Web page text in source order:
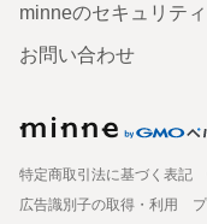
minneのセキュリティ
お問い合わせ
特定商取引法に基づく表記
広告識別子の取得・利用